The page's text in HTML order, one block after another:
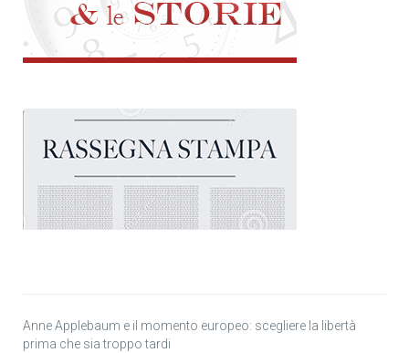
Anne Applebaum e il momento europeo: scegliere la libertà
prima che sia troppo tardi